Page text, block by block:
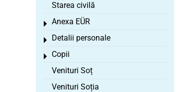
Starea civilă
Anexa EÜR
Toggle menu
Detalii personale
Toggle menu
Copii
Toggle menu
Venituri Soț
Venituri Soția